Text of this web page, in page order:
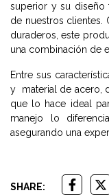
superior y su diseño
de nuestros clientes.
duraderos, este
una combinación de
Entre sus
y material de acero,
que lo hace ideal
manejo lo
asegurando una
SHARE: